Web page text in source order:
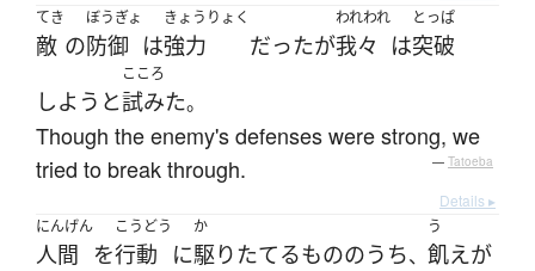
てき
敵 の
ぼうぎょ
防御 は
きょうりょく
強力 だったが
われわれ
我々 は
とっぱ
突破
しよう と
こころ
試みた。
Though the enemy's defenses were strong, we
tried to break through.
— Tatoeba
Details ▸
にんげん
人間 を
こうどう
行動 に
か
駆りたてるもののうち、
う
飢えが